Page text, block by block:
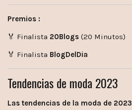
Premios :
🏅 Finalista 20Blogs (20 Minutos)
🏅 Finalista BlogDelDia
Tendencias de moda 2023
Las tendencias de la moda de 2023